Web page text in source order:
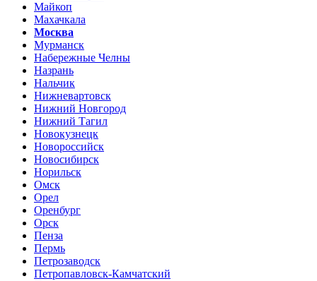
Майкоп
Махачкала
Москва
Мурманск
Набережные Челны
Назрань
Нальчик
Нижневартовск
Нижний Новгород
Нижний Тагил
Новокузнецк
Новороссийск
Новосибирск
Норильск
Омск
Орел
Оренбург
Орск
Пенза
Пермь
Петрозаводск
Петропавловск-Камчатский